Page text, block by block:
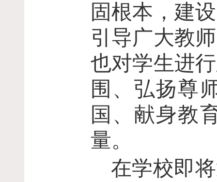
固根本，建
引导广大教
也对学生进
围、弘扬尊
国、献身教
量。
在学校即